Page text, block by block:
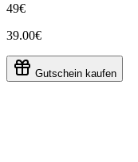
49€
39.00€
Gutschein kaufen